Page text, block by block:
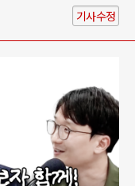
기사수정